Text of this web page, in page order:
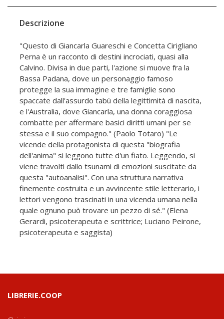
Descrizione
"Questo di Giancarla Guareschi e Concetta Cirigliano
Perna è un racconto di destini incrociati, quasi alla
Calvino. Divisa in due parti, l'azione si muove fra la
Bassa Padana, dove un personaggio famoso
protegge la sua immagine e tre famiglie sono
spaccate dall'assurdo tabù della legittimità di nascita,
e l'Australia, dove Giancarla, una donna coraggiosa
combatte per affermare basici diritti umani per se
stessa e il suo compagno." (Paolo Totaro) "Le
vicende della protagonista di questa "biografia
dell'anima" si leggono tutte d'un fiato. Leggendo, si
viene travolti dallo tsunami di emozioni suscitate da
questa "autoanalisi". Con una struttura narrativa
finemente costruita e un avvincente stile letterario, i
lettori vengono trascinati in una vicenda umana nella
quale ognuno può trovare un pezzo di sé." (Elena
Gerardi, psicoterapeuta e scrittrice; Luciano Peirone,
psicoterapeuta e saggista)
LIBRERIE.COOP